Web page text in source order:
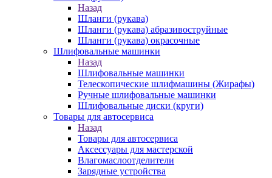
Назад
Шланги (рукава)
Шланги (рукава) абразивоструйные
Шланги (рукава) окрасочные
Шлифовальные машинки
Назад
Шлифовальные машинки
Телескопические шлифмашины (Жирафы)
Ручные шлифовальные машинки
Шлифовальные диски (круги)
Товары для автосервиса
Назад
Товары для автосервиса
Аксессуары для мастерской
Влагомаслоотделители
Зарядные устройства